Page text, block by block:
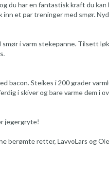
du har en fantastisk kraft du kan
inn et par treninger med smør.
i varm stekepanne. Tilsett
bacon. Steikes i 200 grader
i skiver og bare varme dem i
jegergryte!
berømte retter, LavvoLars og